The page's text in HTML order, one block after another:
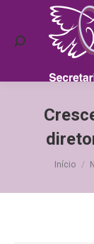
Search:
Você
Início